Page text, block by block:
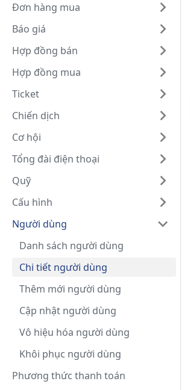
Đơn hàng mua
Báo giá
Hợp đồng bán
Hợp đồng mua
Ticket
Chiến dịch
Cơ hội
Tổng đài điện thoại
Quỹ
Cấu hình
Người dùng
Danh sách người dùng
Chi tiết người dùng
Thêm mới người dùng
Cập nhật người dùng
Vô hiệu hóa người dùng
Khôi phục người dùng
Phương thức thanh toán